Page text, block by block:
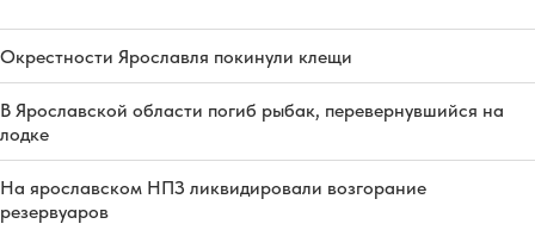
Окрестности Ярославля покинули клещи
В Ярославской области погиб рыбак, перевернувшийся на
лодке
На ярославском НПЗ ликвидировали возгорание
резервуаров